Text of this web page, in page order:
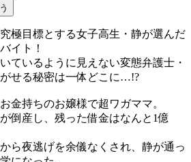
極目標とする女子高生・静が選んだ
イト！
ているように見えない変態弁護士・
せる秘密は一体どこに…!?
金持ちのお嬢様で超ワガママ。
倒産し、残った借金はなんと1億
ら夜逃げを余儀なくされ、静が通っ